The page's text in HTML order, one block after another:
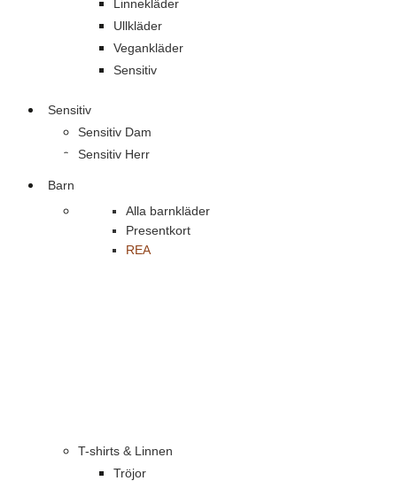
Linnekläder
Ullkläder
Vegankläder
Sensitiv
Sensitiv
Sensitiv Dam
Sensitiv Herr
Barn
Alla barnkläder
Presentkort
REA
T-shirts & Linnen
Tröjor